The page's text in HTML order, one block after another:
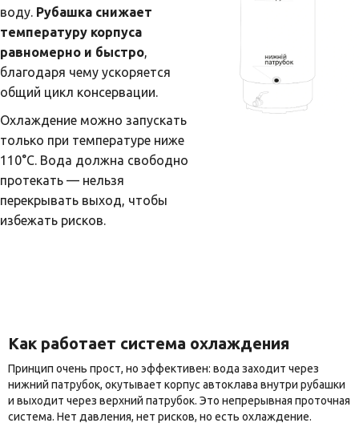
воду. Рубашка снижает
температуру корпуса
равномерно и быстро,
благодаря чему ускоряется
общий цикл консервации.
Охлаждение можно запускать
только при температуре ниже
110°C. Вода должна свободно
протекать — нельзя
перекрывать выход, чтобы
избежать рисков.
Как работает система охлаждения
Принцип очень прост, но эффективен: вода заходит через
нижний патрубок, окутывает корпус автоклава внутри рубашки
и выходит через верхний патрубок. Это непрерывная проточная
система. Нет давления, нет рисков, но есть охлаждение.